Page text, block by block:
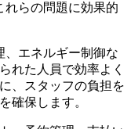
れらの問題に効果的
エネルギー制御な
れた人員で効率よく
、スタッフの負担を
確保します。